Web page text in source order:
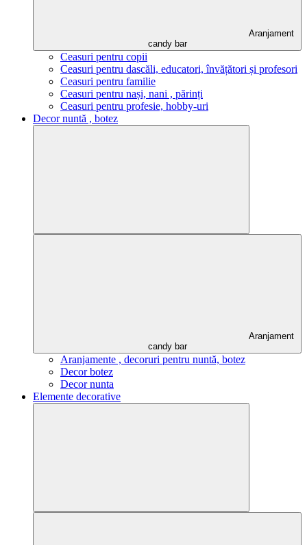
Aranjament
candy bar
Ceasuri pentru copii
Ceasuri pentru dascăli, educatori, învățători și profesori
Ceasuri pentru familie
Ceasuri pentru nași, nani , părinți
Ceasuri pentru profesie, hobby-uri
Decor nuntă , botez
Aranjament
candy bar
Aranjamente , decoruri pentru nuntă, botez
Decor botez
Decor nunta
Elemente decorative